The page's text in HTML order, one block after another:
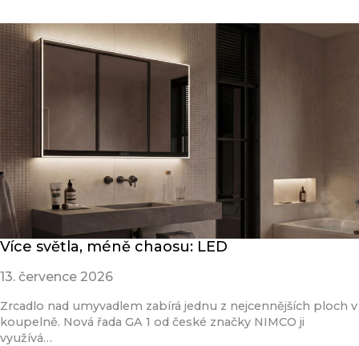
Více světla, méně chaosu: LED
13. července 2026
Zrcadlo nad umyvadlem zabírá jednu z nejcennějších ploch v
koupelně. Nová řada GA 1 od české značky NIMCO ji
využívá…